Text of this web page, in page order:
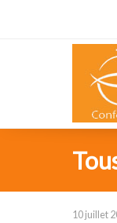
10 juillet